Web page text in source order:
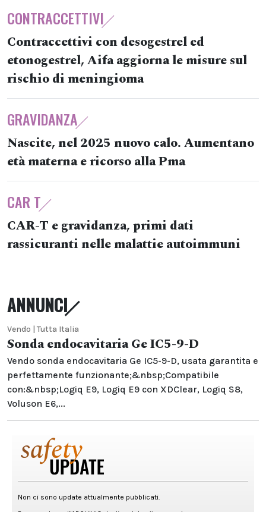
CONTRACCETTIVI
Contraccettivi con desogestrel ed
etonogestrel, Aifa aggiorna le misure sul
rischio di meningioma
GRAVIDANZA
Nascite, nel 2025 nuovo calo. Aumentano
età materna e ricorso alla Pma
CAR T
CAR-T e gravidanza, primi dati
rassicuranti nelle malattie autoimmuni
ANNUNCI
Vendo | Tutta Italia
Sonda endocavitaria Ge IC5-9-D
Vendo sonda endocavitaria Ge IC5-9-D, usata garantita e
perfettamente funzionante;&nbsp;Compatibile
con:&nbsp;Logiq E9, Logiq E9 con XDClear, Logiq S8,
Voluson E6,...